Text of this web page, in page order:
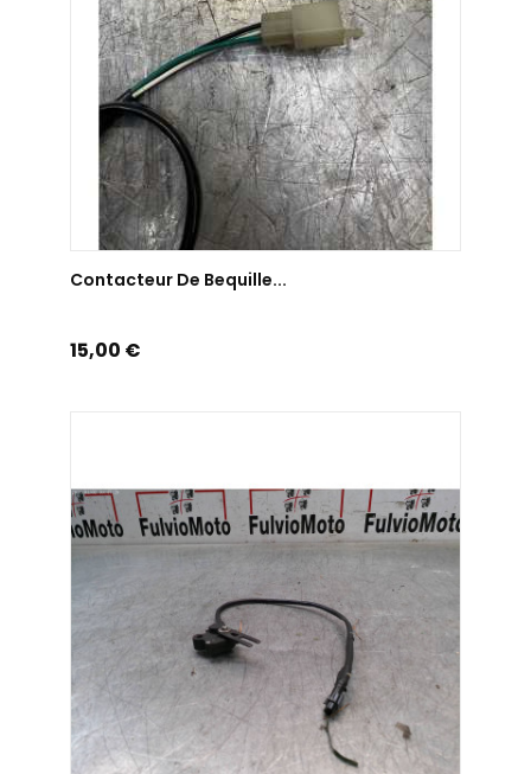
AJOUTER AU PANIER
Contacteur De Bequille...
Prix
15,00 €